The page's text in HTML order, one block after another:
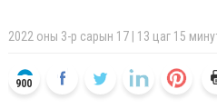
2022 оны 3-р сарын 17 | 13 цаг 15
900